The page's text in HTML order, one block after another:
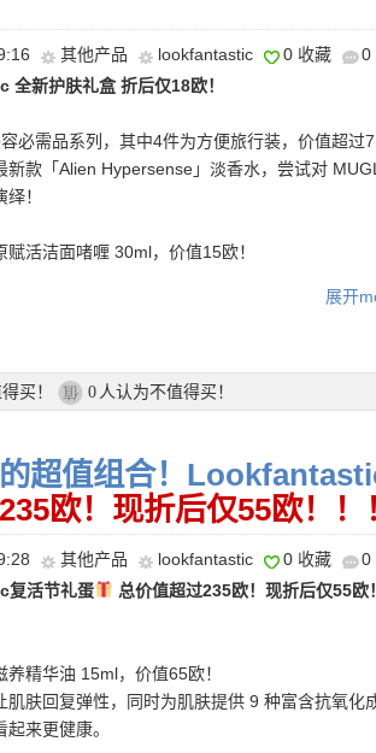
能一瓶解决！Shiseido/资生堂「蓝胖子」防晒乳
上市+独家7折优惠码！量大价还低！涂遍全身不
礼盒 活动链接在此
DEUTAODE亲测有效！
详情请参考网站信息。
其他产品 lookfantastic 0 收藏
0
新护肤礼盒 折后仅18欧！
必需品系列，其中4件为方便旅行装，价值超过
新款「Alien Hypersense」淡香水，尝试对
！
活洁面啫喱 30ml，价值15欧！
华面膜 1片，价值5欧！
17欧！
码：DEUTAODE ，亲测有效！
展开
买！ 0 人认为不值得买！
超值组合！
欧！现折后仅55欧！！
其他产品 lookfantastic 0 收藏
0
活节礼蛋 总价值超过235欧！现折后仅55欧
精华油 15ml，价值65欧！
肌肤回复弹性，同时为肌肤提供 9 种富含抗氧化
来更健康。